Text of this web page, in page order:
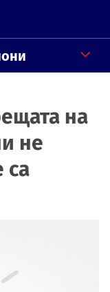
на
не
са